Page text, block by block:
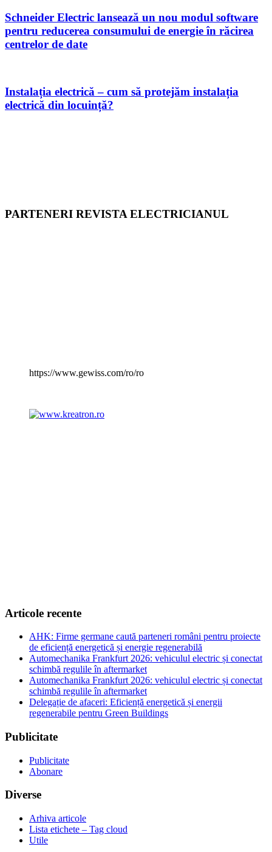
Schneider Electric lansează un nou modul software
pentru reducerea consumului de energie în răcirea
centrelor de date
Instalația electrică – cum să protejăm instalația
electrică din locuință?
PARTENERI REVISTA ELECTRICIANUL
https://www.gewiss.com/ro/ro
Articole recente
AHK: Firme germane caută parteneri români pentru proiecte
de eficiență energetică și energie regenerabilă
Automechanika Frankfurt 2026: vehiculul electric și conectat
schimbă regulile în aftermarket
Automechanika Frankfurt 2026: vehiculul electric și conectat
schimbă regulile în aftermarket
Delegație de afaceri: Eficiență energetică și energii
regenerabile pentru Green Buildings
Publicitate
Publicitate
Abonare
Diverse
Arhiva articole
Lista etichete – Tag cloud
Utile